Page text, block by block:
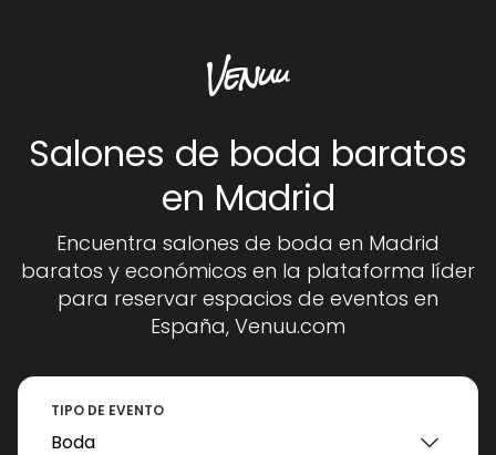
Salones de boda baratos
en Madrid
Encuentra salones de boda en Madrid
baratos y económicos en la plataforma líder
para reservar espacios de eventos en
España, Venuu.com
TIPO DE EVENTO